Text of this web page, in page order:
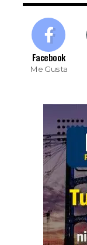
Facebook
Me Gusta